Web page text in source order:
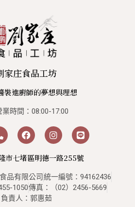
家庄食品工坊
裝進廚師的夢想與理想
業時間：08:00-17:00
市七堵區明德一路255號
品有限公司統一編號：94162436
1050傳真：（02）2456-5669
負責人：郭惠茹